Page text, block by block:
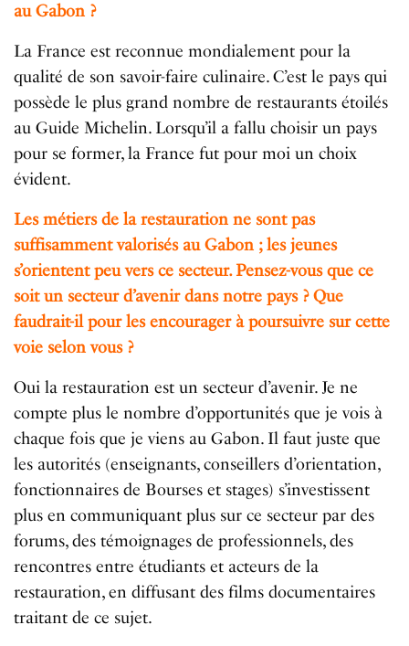
au Gabon ?
La France est reconnue mondialement pour la
qualité de son savoir-faire culinaire. C’est le pays qui
possède le plus grand nombre de restaurants étoilés
au Guide Michelin. Lorsqu’il a fallu choisir un pays
pour se former, la France fut pour moi un choix
évident.
Les métiers de la restauration ne sont pas
suffisamment valorisés au Gabon ; les jeunes
s’orientent peu vers ce secteur. Pensez-vous que ce
soit un secteur d’avenir dans notre pays ? Que
faudrait-il pour les encourager à poursuivre sur cette
voie selon vous ?
Oui la restauration est un secteur d’avenir. Je ne
compte plus le nombre d’opportunités que je vois à
chaque fois que je viens au Gabon. Il faut juste que
les autorités (enseignants, conseillers d’orientation,
fonctionnaires de Bourses et stages) s’investissent
plus en communiquant plus sur ce secteur par des
forums, des témoignages de professionnels, des
rencontres entre étudiants et acteurs de la
restauration, en diffusant des films documentaires
traitant de ce sujet.